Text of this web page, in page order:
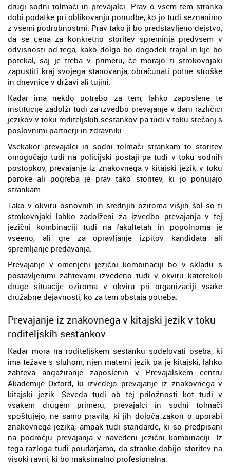
drugi sodni tolmači in prevajalci. Prav o vsem tem stranka
dobi podatke pri oblikovanju ponudbe, ko jo tudi seznanimo
z vsemi podrobnostmi. Prav tako ji bo predstavljeno dejstvo,
da se cena za konkretno storitev spreminja predvsem v
odvisnosti od tega, kako dolgo bo dogodek trajal in kje bo
potekal, saj je treba v primeru, če morajo ti strokovnjaki
zapustiti kraj svojega stanovanja, obračunati potne stroške
in dnevnice v državi ali tujini.
Kadar ima nekdo potrebo za tem, lahko zaposlene te
institucije zadolži tudi za izvedbo prevajanje v dani različici
jezikov v toku roditeljskih sestankov pa tudi v toku srečanj s
poslovnimi partnerji in zdravniki.
Vsekakor prevajalci in sodni tolmači strankam to storitev
omogočajo tudi na policijski postaji pa tudi v toku sodnih
postopkov, prevajanje iz znakovnega v kitajski jezik v toku
poroke ali pogreba je prav tako storitev, ki jo ponujajo
strankam.
Tako v okviru osnovnih in srednjih oziroma višjih šol so ti
strokovnjaki lahko zadolženi za izvedbo prevajanja v tej
jezični kombinaciji tudi na fakultetah in popolnoma je
vseeno, ali gre za opravljanje izpitov kandidata ali
spremljanje predavanja.
Prevajanje v omenjeni jezični kombinaciji bo v skladu s
postavljenimi zahtevami izvedeno tudi v okviru katerekoli
druge situacije oziroma v okviru pri organizaciji vsake
družabne dejavnosti, ko za tem obstaja potreba.
Prevajanje iz znakovnega v kitajski jezik v toku
roditeljskih sestankov
Kadar mora na roditeljskem sestanku sodelovati oseba, ki
ima težave s sluhom, njen materni jezik pa je kitajski, lahko
zahteva angažiranje zaposlenih v Prevajalskem centru
Akademije Oxford, ki izvedejo prevajanje iz znakovnega v
kitajski jezik. Seveda tudi ob tej priložnosti kot tudi v
vsakem drugem primeru, prevajalci in sodni tolmači
spoštujejo, ne samo pravila, ki jih določa zakon o uporabi
znakovnega jezika, ampak tudi standarde, ki so predpisani
na področju prevajanja v navedeni jezični kombinaciji. Iz
tega razloga tudi poudarjamo, da stranke dobijo storitev na
visoki ravni, ki bo maksimalno profesionalna.